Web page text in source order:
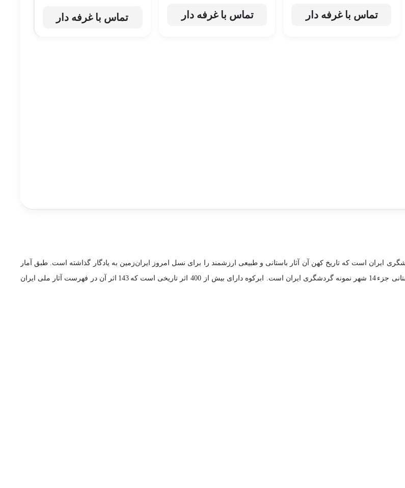
تماس با غرفه دار تماس با غرفه دار تماس با غرفه دار
ایران است که تاریخ کهن آن آثار باستانی و طبیعی ارزشمند را برای نسل امروز ایران‌زمین به یادگار گذاشته است. طبق آمار
میراث فرهنگی صنایع دستی و گردشگری این شهرستان به علت داشتن آثار طبیعی و باستانی جزء 14 شهر نمونه گردشگری ایران است. ابرکوه دارای بیش از 400 اثر تاریخی است که 143 اثر آن در فهرست آثار ملی ایران